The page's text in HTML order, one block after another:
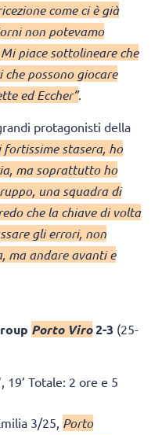
come ci è già
non potevamo
piace sottolineare che
possono giocare
ed Eccher”.
protagonisti della
fortissime stasera, ho
ma soprattutto ho
una squadra di
che la chiave di volta
gli errori, non
ma andare avanti e
Porto Viro2-3 (25-
19’ Totale: 2 ore e 5
3/25, Porto